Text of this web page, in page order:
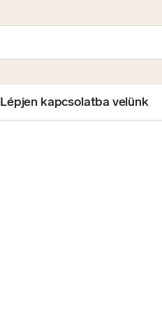
Lépjen kapcsolatba velünk